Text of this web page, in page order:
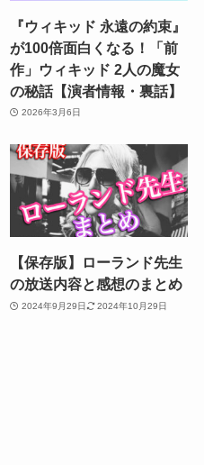
『ウィキッド 永遠の約束』
が100倍面白くなる！「前
作」ウィキッド 2人の魔女
の秘話【演者情報・裏話】
2026年3月6日
【保存版】ローランド先生
の放送内容と感想のまとめ
2024年9月29日 2024年10月29日